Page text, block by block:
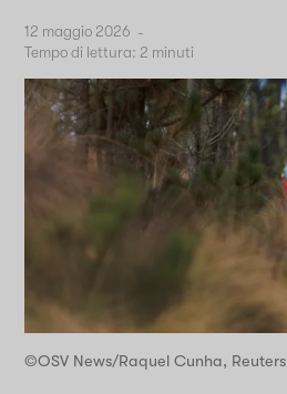
12 maggio 2026 -
Tempo di lettura: 2 minuti
©OSV News/Raquel Cunha, Reuters